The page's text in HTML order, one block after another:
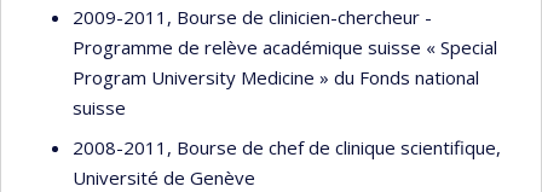
2009-2011, Bourse de clinicien-chercheur -
Programme de relève académique suisse « Special
Program University Medicine » du Fonds national
suisse
2008-2011, Bourse de chef de clinique scientifique,
Université de Genève